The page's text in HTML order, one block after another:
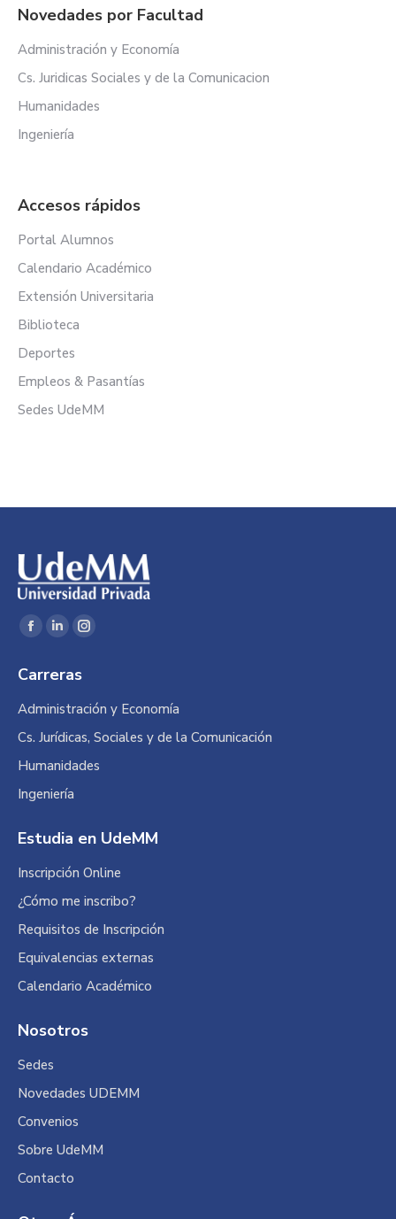
Novedades por Facultad
Administración y Economía
Cs. Juridicas Sociales y de la Comunicacion
Humanidades
Ingeniería
Accesos rápidos
Portal Alumnos
Calendario Académico
Extensión Universitaria
Biblioteca
Deportes
Empleos & Pasantías
Sedes UdeMM
Encuéntranos en:
Facebook
opens
in
new
Linkedin
opens
in
new
Instagram
in
new
Carreras
Administración y Economía
Cs. Jurídicas, Sociales y de la Comunicación
Humanidades
Ingeniería
Estudia en UdeMM
Inscripción Online
¿Cómo me inscribo?
Requisitos de Inscripción
Equivalencias externas
Calendario Académico
Nosotros
Sedes
Novedades UDEMM
Convenios
Sobre UdeMM
Contacto